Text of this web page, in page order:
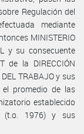
Regulación del
mediante
MINISTERIO
y su consecuente
de la DIRECCIÓN
DEL TRABAJO y sus
promedio de las
establecido
1976) y sus